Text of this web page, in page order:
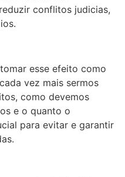
conflitos judicias,
esse efeito como
vez mais sermos
como devemos
e o quanto o
para evitar e garantir